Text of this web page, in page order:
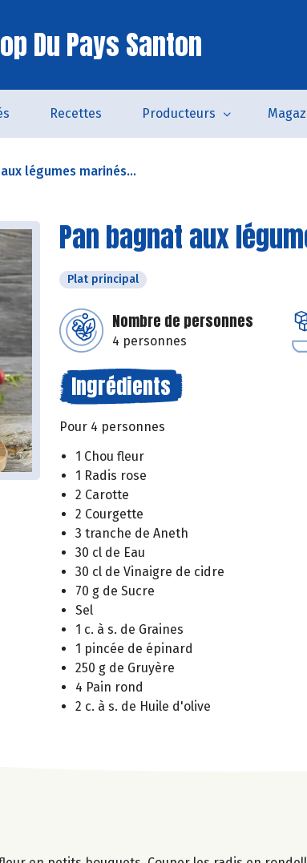
Du Pays Santon
Recettes Producteurs
légumes marinés...
Pan bagnat aux
Plat principal
Nombre de personnes
4 personnes
Ingrédients
Pour 4 personnes
1 Chou fleur
1 Radis rose
2 Carotte
2 Courgette
3 tranche de Aneth
30 cl de Eau
30 cl de Vinaigre de cidre
70 g de Sucre
Sel
1 c. à s. de Graines
1 pincée de épinard
250 g de Gruyère
4 Pain rond
2 c. à s. de Huile d'olive